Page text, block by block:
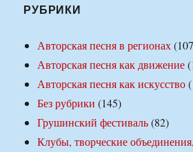
РУБРИКИ
Авторская песня в регионах
Авторская песня как движение
Авторская песня как искусство
Без рубрики (145)
Грушинский фестиваль(82)
Клубы, творческие